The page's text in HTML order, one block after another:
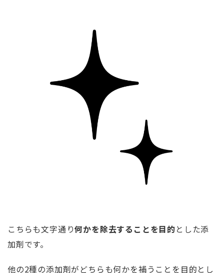
こちらも文字通り何かを除去することを目的 とした添
加剤です。
他の2種の添加剤がどちらも何かを補うことを目的とし